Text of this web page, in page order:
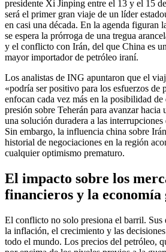
presidente Xi Jinping entre el 13 y el 15
será el primer gran viaje de un líder
en casi una década. En la agenda figuran
se espera la prórroga de una tregua
y el conflicto con Irán, del que China es
mayor importador de petróleo iraní.
Los analistas de ING apuntaron que el
«podría ser positivo para los esfuerzos de
enfocan cada vez más en la posibilidad
presión sobre Teherán para avanzar
una solución duradera a las
Sin embargo, la influencia china sobre
historial de negociaciones en la región
cualquier optimismo prematuro.
El impacto sobre los
financieros y la economía
El conflicto no solo presiona el barril. Sus
la inflación, el crecimiento y las
todo el mundo. Los precios del petróleo,